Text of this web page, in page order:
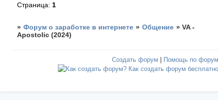
Страница: 1
» Форум о заработке в интернете » Общение »VA -
Apostolic (2024)
Создать форум | Помощь по